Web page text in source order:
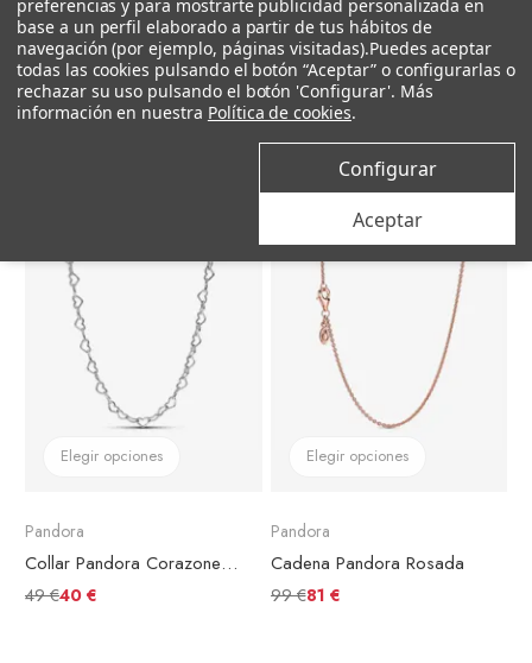
Pandora
Colgante O Pandora Pequeño
49 €40 €
Pandora
Colgante Pandora en plata de ley Cruz
59 €48,50 €
Elegir opciones
Pandora
Collar Pandora Corazones Unidos
49 €40 €
Elegir opciones
Pandora
Cadena Pandora Rosada
99 €81 €
preferencias y para mostrarte publicidad personalizada en
base a un perfil elaborado a partir de tus hábitos de
navegación (por ejemplo, páginas visitadas).Puedes aceptar
todas las cookies pulsando el botón “Aceptar” o configurarlas o
rechazar su uso pulsando el botón 'Configurar'. Más
información en nuestra Política de cookies.
Configurar
Aceptar